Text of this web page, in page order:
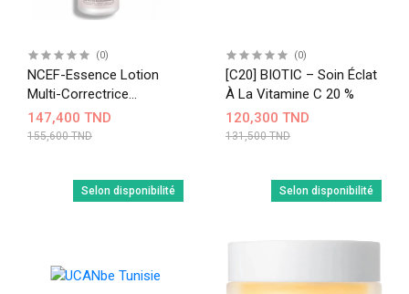
(0)
NCEF-Essence Lotion
Multi-Correctrice
Suprême 150 Ml
147,400 TND
155,600 TND
(0)
[C20] BIOTIC – Soin Éclat
À La Vitamine C 20 %
120,300 TND
131,500 TND
Selon disponibilité Selon disponibilité